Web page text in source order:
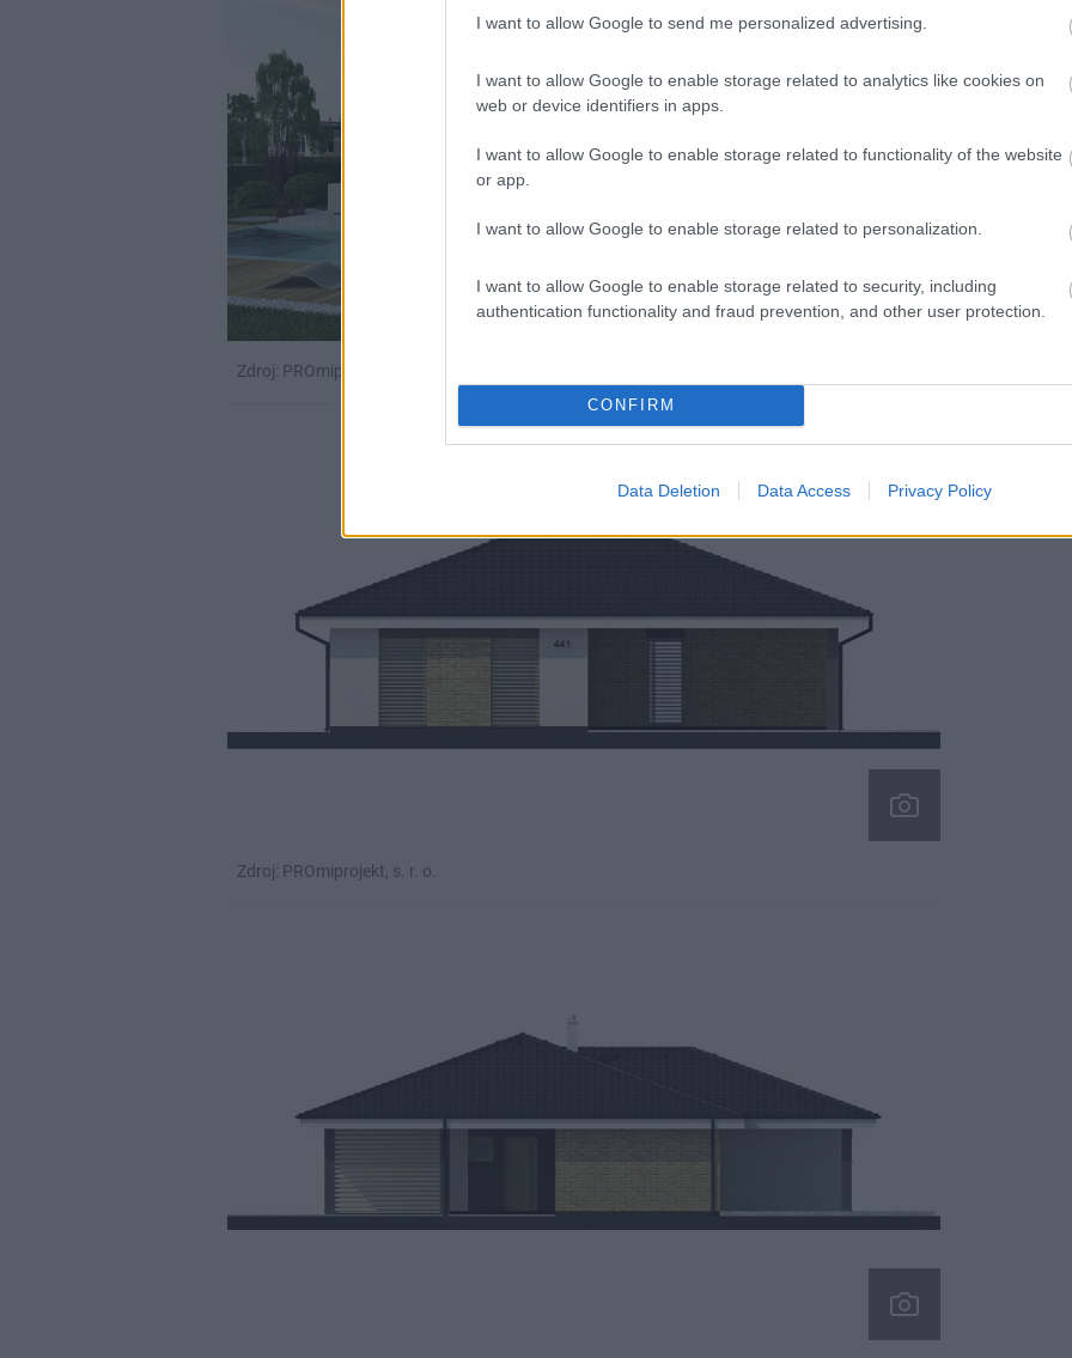
I want to allow Google to send me personalized advertising.
I want to allow Google to enable storage related to analytics like cookies on
web or device identifiers in apps.
I want to allow Google to enable storage related to functionality of the website
or app.
I want to allow Google to enable storage related to personalization.
I want to allow Google to enable storage related to security, including
authentication functionality and fraud prevention, and other user protection.
CONFIRM
Data Deletion Data Access Privacy Policy
Zdroj: PROmiprojekt, s. r. o.
Zdroj: PROmiprojekt, s. r. o.